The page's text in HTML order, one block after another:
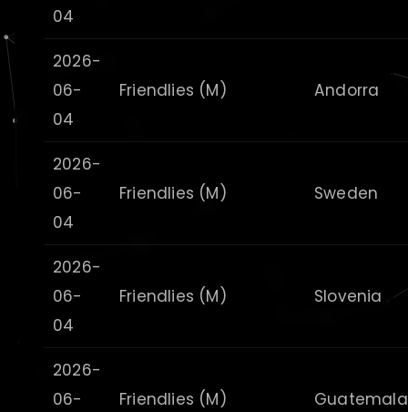
04
2026-
06-
04
Friendlies (M) Andorra
2026-
06-
04
Friendlies (M) Sweden
2026-
06-
04
Friendlies (M) Slovenia
2026-
06-
Friendlies (M) Guatemala